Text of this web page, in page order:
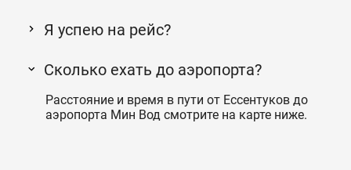
Я успею на рейс?
Сколько ехать до аэропорта?
Расстояние и время в пути от Ессентуков до
аэропорта Мин Вод смотрите на карте ниже.